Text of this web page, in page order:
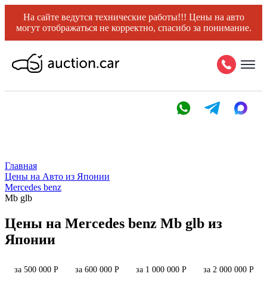
На сайте ведутся технические работы!!! Цены на авто
могут отображаться не корректно, спасибо за понимание.
Главная
Цены на Авто из Японии
Mercedes benz
Mb glb
Цены на Mercedes benz Mb glb из
Японии
за 500 000 Р за 600 000 Р за 1 000 000 Р за 2 000 000 Р